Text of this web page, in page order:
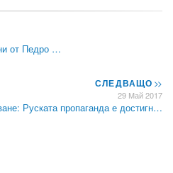
от Педро …
СЛЕДВАЩО>>
29 Май 2017
Руската пропаганда е достигн…